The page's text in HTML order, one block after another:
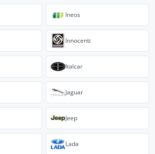
Ineos
Innocenti
Italcar
Jaguar
Jeep
Lada